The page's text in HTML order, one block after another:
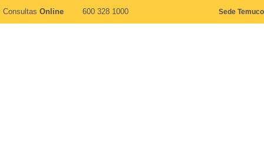
Consultas Online 600 328 1000 Sede Temuco